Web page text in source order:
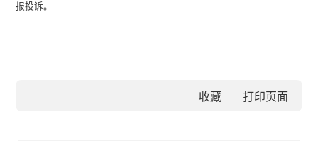
报投诉。
收藏